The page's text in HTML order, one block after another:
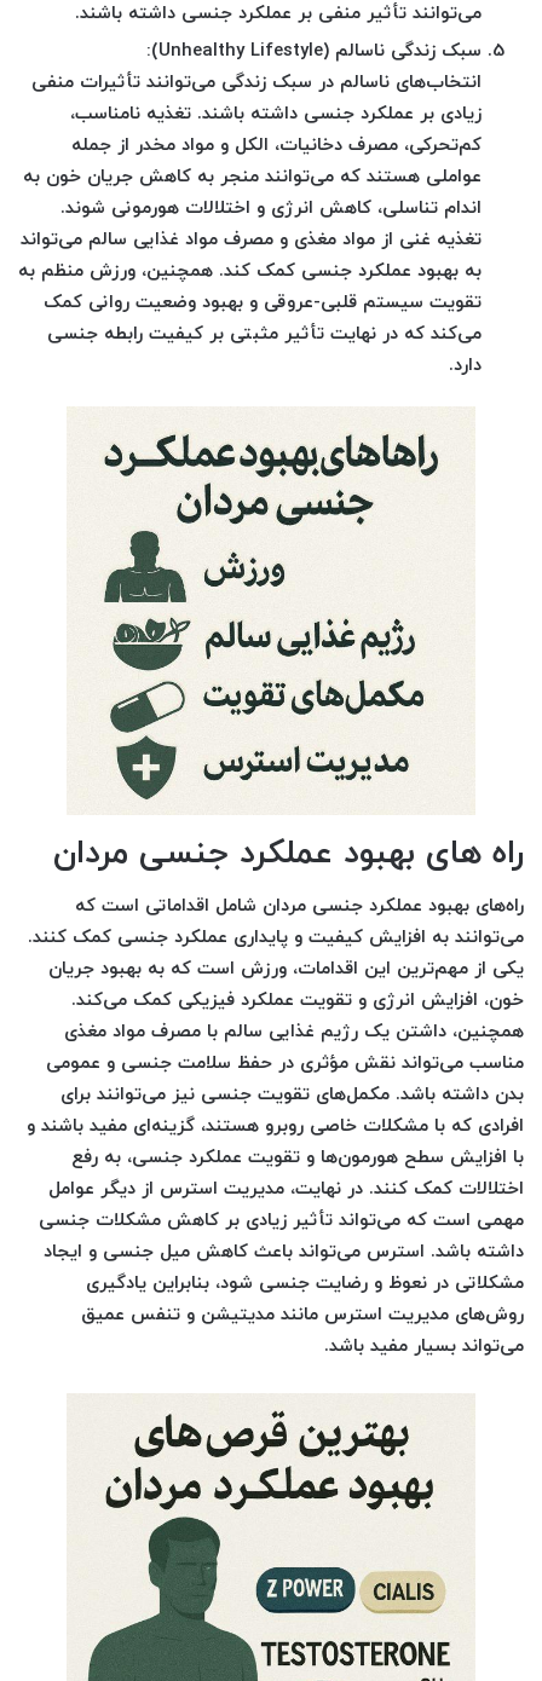
می‌توانند تأثیر منفی بر عملکرد جنسی داشته باشند.
سبک زندگی ناسالم (Unhealthy Lifestyle):
انتخاب‌های ناسالم در سبک زندگی می‌توانند تأثیرات منفی
زیادی بر عملکرد جنسی داشته باشند. تغذیه نامناسب،
کم‌تحرکی، مصرف دخانیات، الکل و مواد مخدر از جمله
عواملی هستند که می‌توانند منجر به کاهش جریان خون به
اندام تناسلی، کاهش انرژی و اختلالات هورمونی شوند.
تغذیه غنی از مواد مغذی و مصرف مواد غذایی سالم می‌تواند
به بهبود عملکرد جنسی کمک کند. همچنین، ورزش منظم به
تقویت سیستم قلبی-عروقی و بهبود وضعیت روانی کمک
می‌کند که در نهایت تأثیر مثبتی بر کیفیت رابطه جنسی
دارد.
راه های بهبود عملکرد جنسی مردان
راه‌های بهبود عملکرد جنسی مردان شامل اقداماتی است که
می‌توانند به افزایش کیفیت و پایداری عملکرد جنسی کمک کنند.
یکی از مهم‌ترین این اقدامات، ورزش است که به بهبود جریان
خون، افزایش انرژی و تقویت عملکرد فیزیکی کمک می‌کند.
همچنین، داشتن یک رژیم غذایی سالم با مصرف مواد مغذی
مناسب می‌تواند نقش مؤثری در حفظ سلامت جنسی و عمومی
بدن داشته باشد. مکمل‌های تقویت جنسی نیز می‌توانند برای
افرادی که با مشکلات خاصی روبرو هستند، گزینه‌ای مفید باشند و
با افزایش سطح هورمون‌ها و تقویت عملکرد جنسی، به رفع
اختلالات کمک کنند. در نهایت، مدیریت استرس از دیگر عوامل
مهمی است که می‌تواند تأثیر زیادی بر کاهش مشکلات جنسی
داشته باشد. استرس می‌تواند باعث کاهش میل جنسی و ایجاد
مشکلاتی در نعوظ و رضایت جنسی شود، بنابراین یادگیری
روش‌های مدیریت استرس مانند مدیتیشن و تنفس عمیق
می‌تواند بسیار مفید باشد.